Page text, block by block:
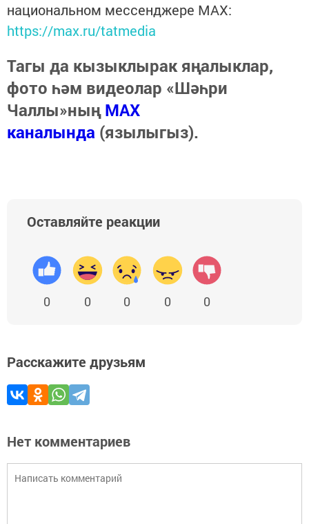
национальном мессенджере MАХ:
https://max.ru/tatmedia
Тагы да кызыклырак яңалыклар,
фото һәм видеолар «Шәһри
Чаллы»ныңMAX
каналында (язылыгыз).
Оставляйте реакции
0 0 0 0 0
Расскажите друзьям
Нет комментариев